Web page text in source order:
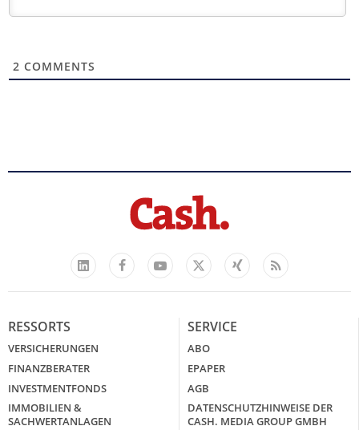
2 COMMENTS
LinkedIn
FacebookYouTube
X
Xing Feed
RESSORTS
VERSICHERUNGEN
FINANZBERATER
INVESTMENTFONDS
IMMOBILIEN &
SACHWERTANLAGEN
SERVICE
ABO
EPAPER
AGB
DATENSCHUTZHINWEISE DER
CASH. MEDIA GROUP GMBH